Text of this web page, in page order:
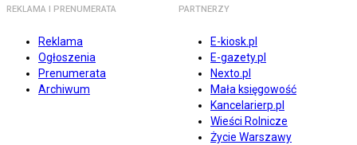
REKLAMA I PRENUMERATA
Reklama
Ogłoszenia
Prenumerata
Archiwum
PARTNERZY
E-kiosk.pl
E-gazety.pl
Nexto.pl
Mała księgowość
Kancelarierp.pl
Wieści Rolnicze
Życie Warszawy